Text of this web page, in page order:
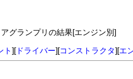
グランプリの結果[エンジン別]
ト ][ドライバー][コンストラクタ][エ